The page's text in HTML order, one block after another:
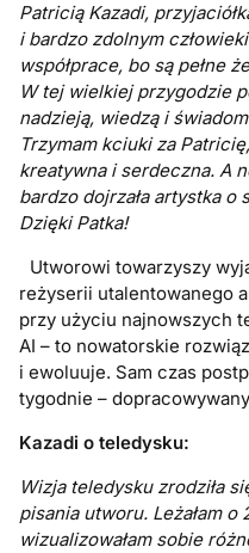
Patricią Kazadi,
i bardzo zdolnym
współprace, bo są pełne
W tej wielkiej przygodzie
nadzieją, wiedzą i
Trzymam kciuki za
kreatywna i serdeczna. A
bardzo dojrzała artystka
Dzięki Patka!
Utworowi towarzyszy
reżyserii utalentowanego
przy użyciu najnowszych
AI – to nowatorskie
i ewoluuje. Sam czas
tygodnie –
Kazadi o teledysku:
Wizja teledysku zrodziła
pisania utworu. Leżałam o
wizualizowałam sobie